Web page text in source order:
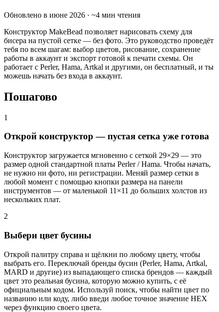
Обновлено в июне 2026 · ~4 мин чтения
Конструктор MakeBead позволяет нарисовать схему для
бисера на пустой сетке — без фото. Это руководство проведёт
тебя по всем шагам: выбор цветов, рисование, сохранение
работы в аккаунт и экспорт готовой к печати схемы. Он
работает с Perler, Hama, Artkal и другими, он бесплатный, и ты
можешь начать без входа в аккаунт.
Пошагово
1
Открой конструктор — пустая сетка уже готова
Конструктор загружается мгновенно с сеткой 29×29 — это
размер одной стандартной платы Perler / Hama. Чтобы начать,
не нужно ни фото, ни регистрации. Меняй размер сетки в
любой момент с помощью кнопки размера на панели
инструментов — от маленькой 11×11 до больших холстов из
нескольких плат.
2
Выбери цвет бусины
Открой палитру справа и щёлкни по любому цвету, чтобы
выбрать его. Переключай бренды бусин (Perler, Hama, Artkal,
MARD и другие) из выпадающего списка брендов — каждый
цвет это реальная бусина, которую можно купить, с её
официальным кодом. Используй поиск, чтобы найти цвет по
названию или коду, либо введи любое точное значение HEX
через функцию своего цвета.